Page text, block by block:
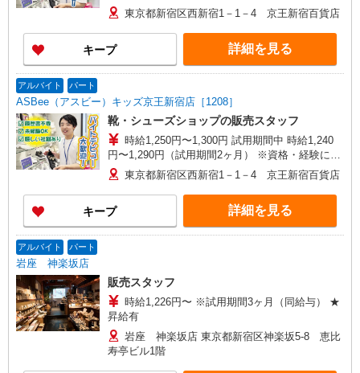
る 東京都新宿区西新宿1－1－4 京王新宿百貨店
キープ 詳細を見る
アルバイト パート
ASBee（アスビー）キッズ京王新宿店［1208］
靴・シューズショップの販売スタッフ
時給1,250円〜1,300円 試用期間中 時給1,240
円〜1,290円（試用期間2ヶ月） ※資格・経験によ
る 東京都新宿区西新宿1－1－4 京王新宿百貨店
キープ 詳細を見る
アルバイト パート
岩座 神楽坂店
販売スタッフ
時給1,226円〜 ※試用期間3ヶ月（同給与） ★
昇給有
岩座 神楽坂店 東京都新宿区神楽坂5-8 恵比
寿亭ビル1階